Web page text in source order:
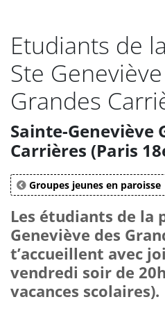
Etudiants de
Ste
Grandes
Sainte-Geneviève
Carrières (Paris
Groupes jeunes en paroisse
Les étudiants de la
Geneviève des
t’accueillent avec
vendredi soir de
vacances scolaires).